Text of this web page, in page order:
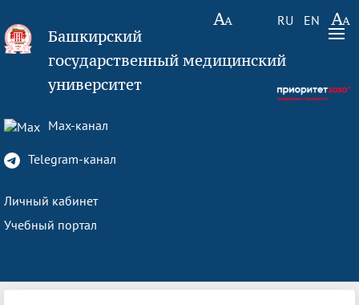
RU EN
Башкирский
государственный медицинский
университет
Max-канал
Telegram-канал
Личный кабинет
Учебный портал